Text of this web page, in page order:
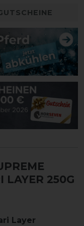
LAYER 250G
Layer